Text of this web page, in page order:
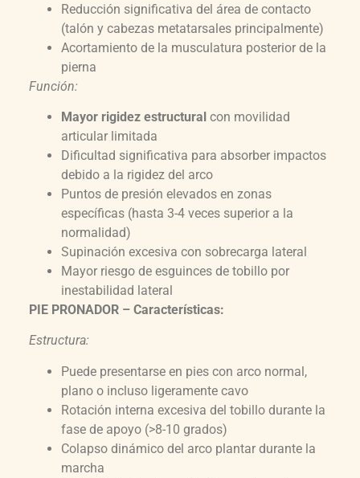
Reducción significativa del área de contacto
(talón y cabezas metatarsales principalmente)
Acortamiento de la musculatura posterior de la
pierna
Función:
Mayor rigidez estructuralcon movilidad
articular limitada
Dificultad significativa para absorber impactos
debido a la rigidez del arco
Puntos de presión elevados en zonas
específicas (hasta 3-4 veces superior a la
normalidad)
Supinación excesiva con sobrecarga lateral
Mayor riesgo de esguinces de tobillo por
inestabilidad lateral
PIE PRONADOR – Características:
Estructura:
Puede presentarse en pies con arco normal,
plano o incluso ligeramente cavo
Rotación interna excesiva del tobillo durante la
fase de apoyo (>8-10 grados)
Colapso dinámico del arco plantar durante la
marcha